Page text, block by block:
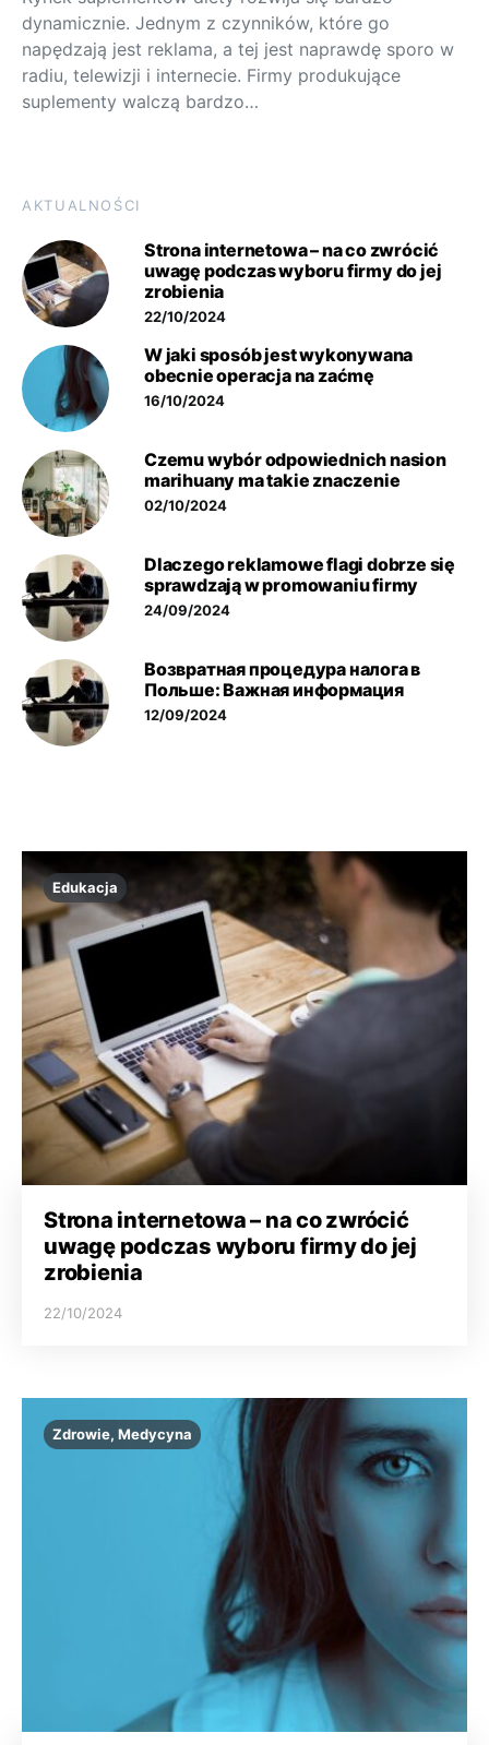
dynamicznie. Jednym z czynników, które go
napędzają jest reklama, a tej jest naprawdę sporo w
radiu, telewizji i internecie. Firmy produkujące
suplementy walczą bardzo…
AKTUALNOŚCI
Strona internetowa – na co zwrócić
uwagę podczas wyboru firmy do jej
zrobienia
22/10/2024
W jaki sposób jest wykonywana
obecnie operacja na zaćmę
16/10/2024
Czemu wybór odpowiednich nasion
marihuany ma takie znaczenie
02/10/2024
Dlaczego reklamowe flagi dobrze się
sprawdzają w promowaniu firmy
24/09/2024
Возвратная процедура налога в
Польше: Важная информация
12/09/2024
Edukacja
Strona internetowa – na co zwrócić
uwagę podczas wyboru firmy do jej
zrobienia
22/10/2024
Zdrowie, Medycyna